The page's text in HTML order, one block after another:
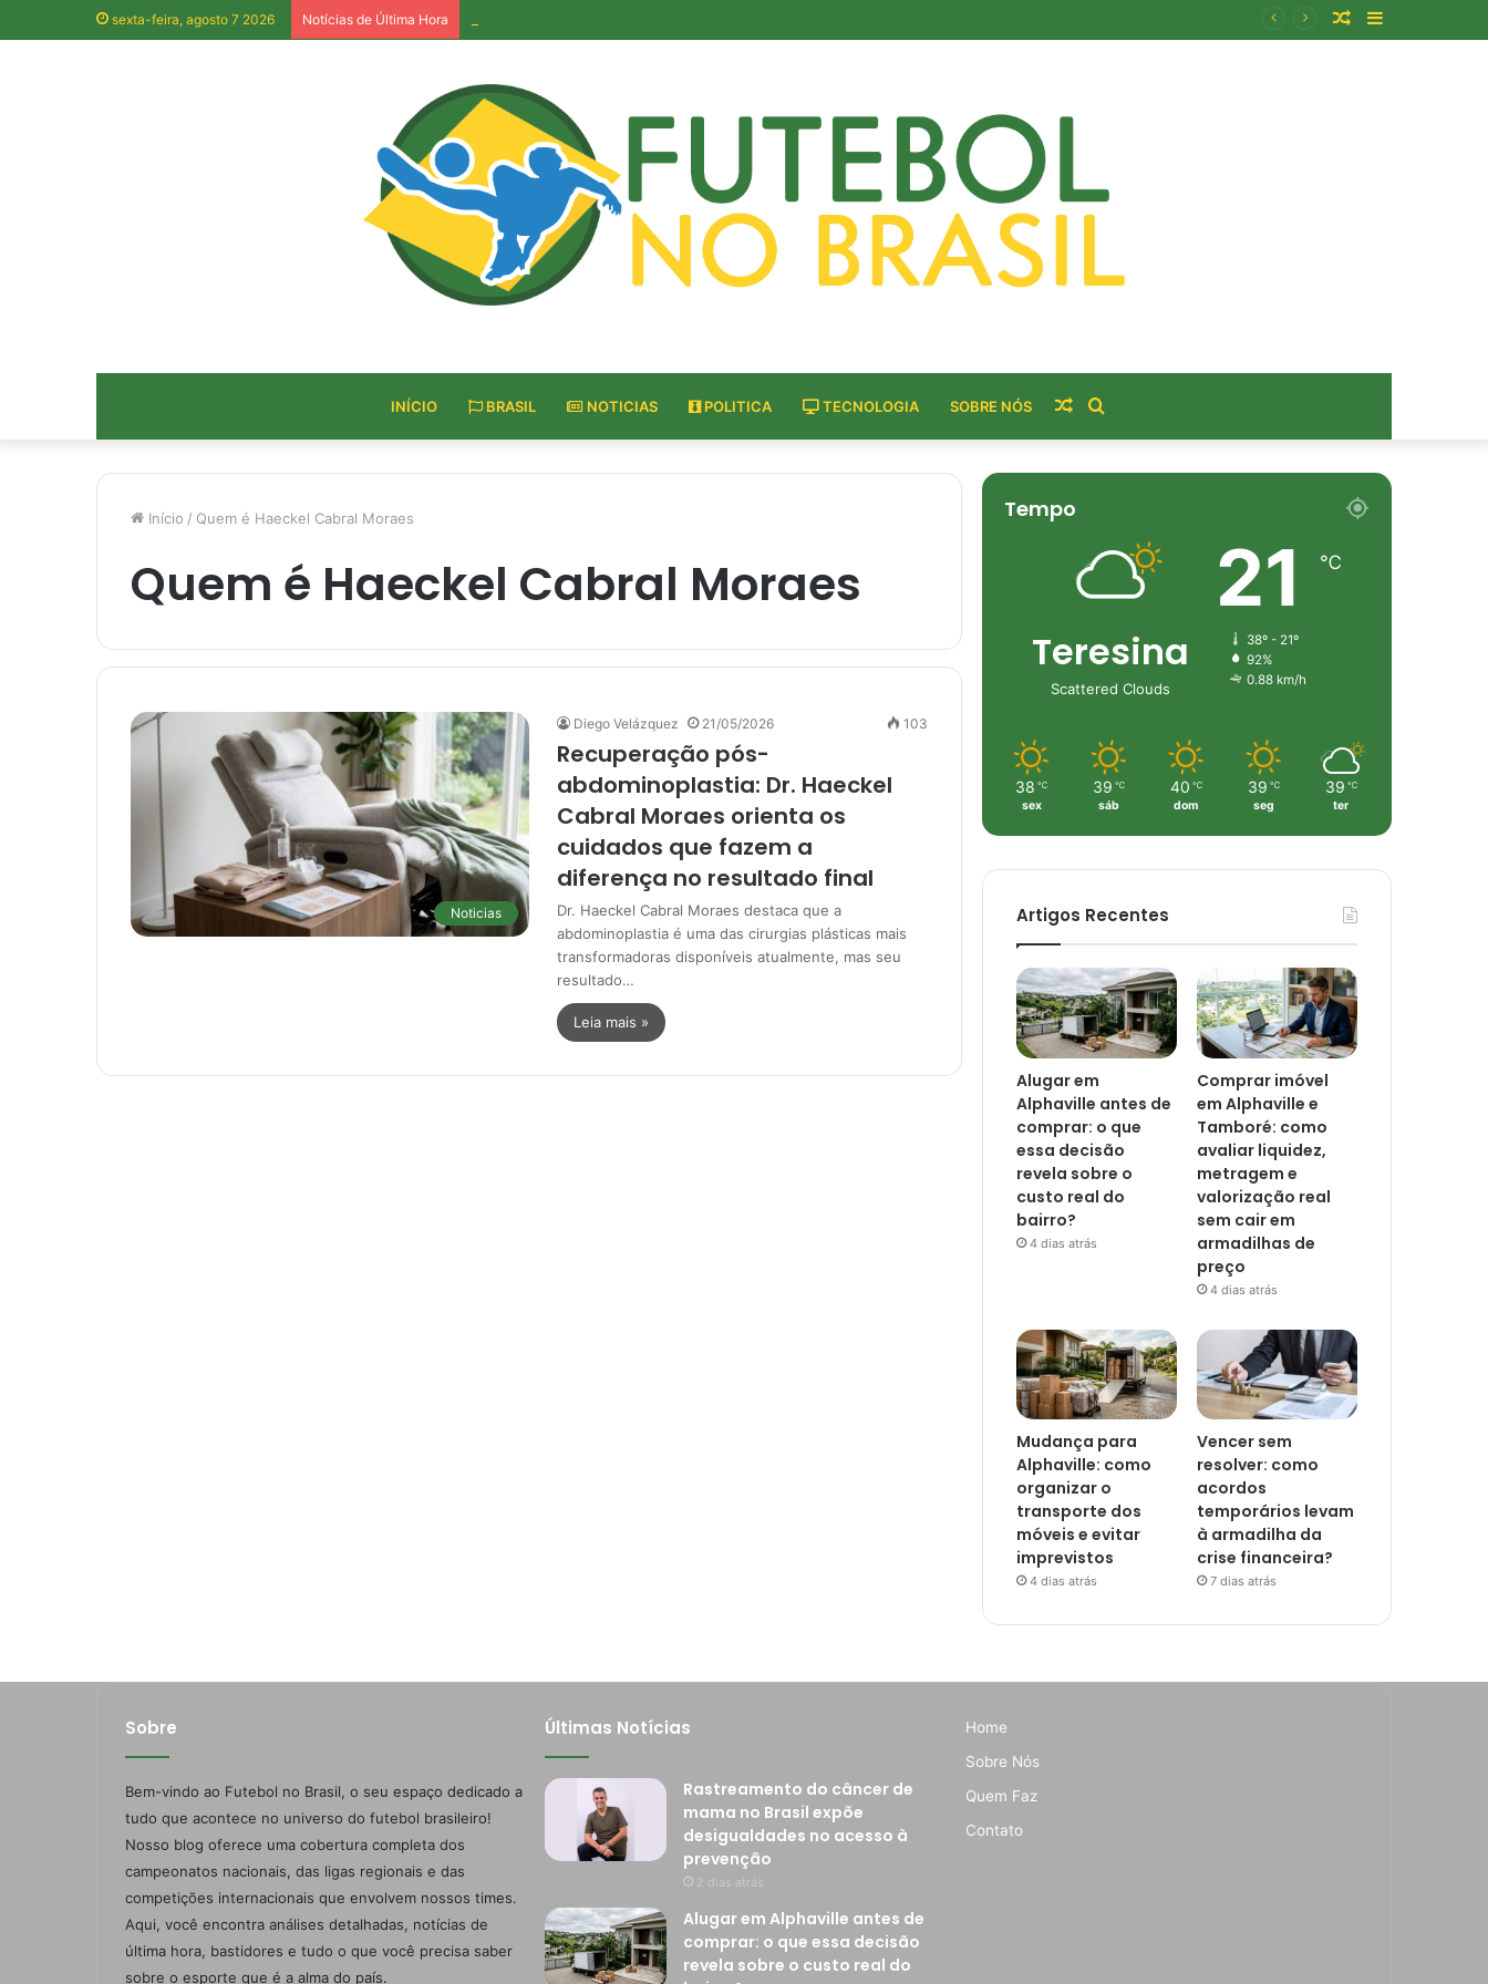
sexta-feira, agosto 7 2026 Notícias de Última Hora
Artigo
INÍCIO BRASIL NOTICIAS POLITICA TECNOLOGIA SOBRE NÓS
por
Artigo
aleatório
Início / Quem é Haeckel Cabral Moraes
Quem é Haeckel Cabral Moraes
Noticias
Diego Velázquez 21/05/2026 103
Recuperação pós-
abdominoplastia: Dr. Haeckel
Cabral Moraes orienta os
cuidados que fazem a
diferença no resultado final
Dr. Haeckel Cabral Moraes destaca que a
abdominoplastia é uma das cirurgias plásticas mais
transformadoras disponíveis atualmente, mas seu
resultado…
Leia mais »
Tempo
Teresina
Scattered Clouds
21 ℃
38º - 21º
92%
0.88 km/h
38 ℃
sex
39 ℃
sáb
40 ℃
dom
39 ℃
seg
39 ℃
ter
Artigos Recentes
Alugar em
Alphaville antes de
comprar: o que
essa decisão
revela sobre o
custo real do
bairro?
4 dias atrás
Comprar imóvel
em Alphaville e
Tamboré: como
avaliar liquidez,
metragem e
valorização real
sem cair em
armadilhas de
preço
4 dias atrás
Mudança para
Alphaville: como
organizar o
transporte dos
móveis e evitar
imprevistos
4 dias atrás
Vencer sem
resolver: como
acordos
temporários levam
à armadilha da
crise financeira?
7 dias atrás
Sobre
Bem-vindo ao Futebol no Brasil, o seu espaço dedicado a
tudo que acontece no universo do futebol brasileiro!
Nosso blog oferece uma cobertura completa dos
campeonatos nacionais, das ligas regionais e das
competições internacionais que envolvem nossos times.
Aqui, você encontra análises detalhadas, notícias de
última hora, bastidores e tudo o que você precisa saber
sobre o esporte que é a alma do país.
Últimas Notícias
Rastreamento do câncer de
mama no Brasil expõe
desigualdades no acesso à
prevenção
2 dias atrás
Alugar em Alphaville antes de
comprar: o que essa decisão
revela sobre o custo real do
Home
Sobre Nós
Quem Faz
Contato